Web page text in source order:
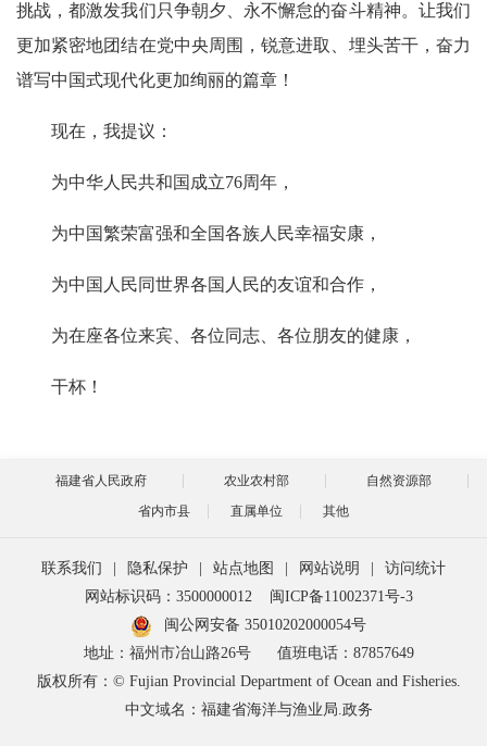
挑战，都激发我们只争朝夕、永不懈怠的奋斗精神。让我们
更加紧密地团结在党中央周围，锐意进取、埋头苦干，奋力
谱写中国式现代化更加绚丽的篇章！
现在，我提议：
为中华人民共和国成立76周年，
为中国繁荣富强和全国各族人民幸福安康，
为中国人民同世界各国人民的友谊和合作，
为在座各位来宾、各位同志、各位朋友的健康，
干杯！
福建省人民政府 农业农村部
自然资源部
省内市县
直属单位 其他
联系我们 隐私保护 站点地图 网站说明
访问统计
网站标识码：3500000012
闽ICP备11002371号-3
闽公网安备 35010202000054号
地址：福州市冶山路26号
值班电话：87857649
版权所有：© Fujian Provincial Department of Ocean and Fisheries.
中文域名：福建省海洋与渔业局.政务